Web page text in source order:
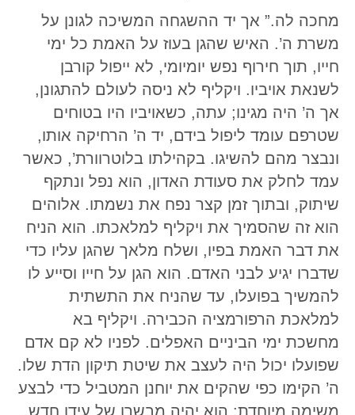
מחכה לה.” אך יד ההשגחה המשיכה לגונן על
משרת ה’. האיש שהגן בעוז על האמת כל ימי
חייו, תוך חירוף נפש יומיומי, לא ייפול קורבן
לשנאת אויביו. ויקליף לא ניסה לעולם להתגונן,
אך ה’ היה מגינו; עתה, כשאויביו היו בטוחים
שטרפם עומד ליפול בידם, יד ה’ הרחיקה אותו,
ונבצר מהם להשיגו. בקהילתו בלוטרוורת’, כאשר
עמד לחלק את סעודת האדון, הוא נפל ונתקף
שיתוק, ובתוך זמן קצר נפח את נשמתו. אלוהים
הוא זה שהסמיך את ויקליף למלאכתו. הוא הניח
את דבר האמת בפיו, ושלח מלאך שהגן עליו כדי
שדברו יגיע לבני האדם. הוא הגן על חייו וסייע לו
להמשיך בפועלו, עד שהניח את התשתית
למלאכת הרפורמציה הכבירה. ויקליף בא
מחשכת ימי הביניים האפלים. לפניו לא קם אדם
שפועלו יכול היה לעצב את שיטת תיקון הדת שלו.
ה’ הקימו כפי שהקים את יוחנן המטביל כדי לבצע
משימה מיוחדת: הוא יהיה מבשרו של עידן חדש.